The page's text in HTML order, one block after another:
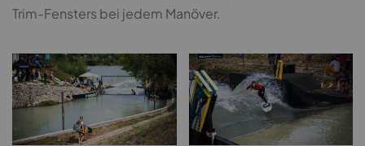
Trim-Fensters bei jedem Manöver.